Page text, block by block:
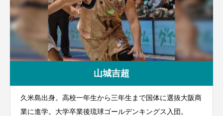
山城吉超
久米島出身。高校一年生から三年生まで国体に選抜大阪商
業に進学。大学卒業後琉球ゴールデンキングス入団。